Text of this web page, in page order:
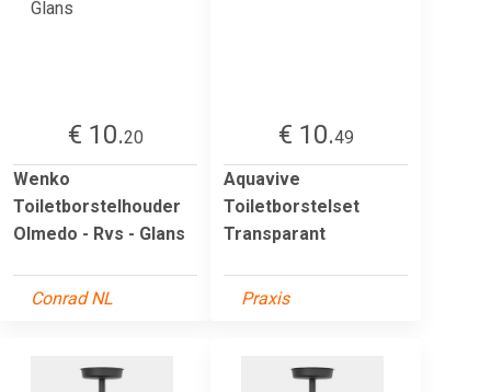
€ 10.20
Wenko
Toiletborstelhouder
Olmedo - Rvs - Glans
Conrad NL
€ 10.49
Aquavive
Toiletborstelset
Transparant
Praxis